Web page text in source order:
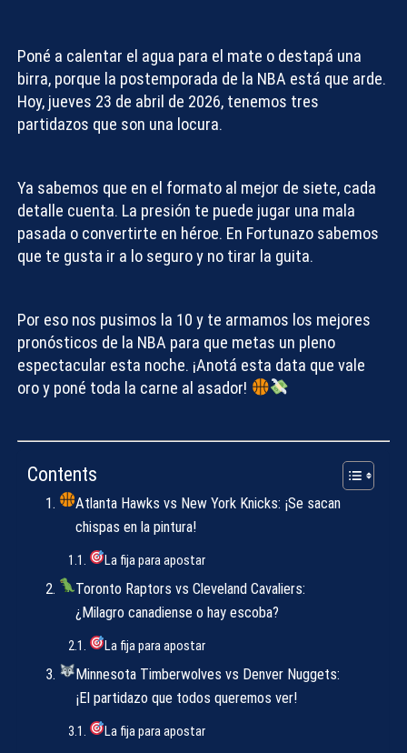
Poné a calentar el agua para el mate o destapá una
birra, porque la postemporada de la NBA está que arde.
Hoy, jueves 23 de abril de 2026, tenemos tres
partidazos que son una locura.
Ya sabemos que en el formato al mejor de siete, cada
detalle cuenta. La presión te puede jugar una mala
pasada o convertirte en héroe. En Fortunazo sabemos
que te gusta ir a lo seguro y no tirar la guita.
Por eso nos pusimos la 10 y te armamos los mejores
pronósticos de la NBA para que metas un pleno
espectacular esta noche. ¡Anotá esta data que vale
oro y poné toda la carne al asador!
Contents
Atlanta Hawks vs New York Knicks: ¡Se sacan
chispas en la pintura!
La fija para apostar
Toronto Raptors vs Cleveland Cavaliers:
¿Milagro canadiense o hay escoba?
La fija para apostar
Minnesota Timberwolves vs Denver Nuggets:
¡El partidazo que todos queremos ver!
La fija para apostar